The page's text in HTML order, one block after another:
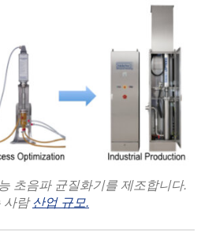
초음파 균질화기를 제조합니다.
람산업 규모.